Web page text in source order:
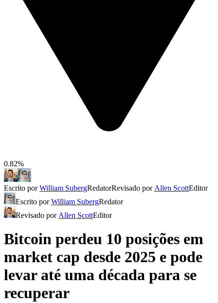
0.82%
Escrito porWilliam SubergRedatorRevisado por Allen ScottEditor
Escrito porWilliam SubergRedator
Revisado por Allen ScottEditor
Bitcoin perdeu 10 posições em
market cap desde 2025 e pode
levar até uma década para se
recuperar